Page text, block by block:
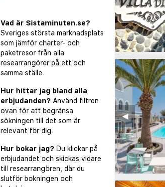
Vad är Sistaminuten.se?
Sveriges största marknadsplats
som jämför charter- och
paketresor från alla
researrangörer på ett och
samma ställe.
Hur hittar jag bland alla
erbjudanden? Använd filtren
ovan för att begränsa
sökningen till det som är
relevant för dig.
Hur bokar jag? Du klickar på
erbjudandet och skickas vidare
till researrangören, där du
slutför bokningen och
◀︎